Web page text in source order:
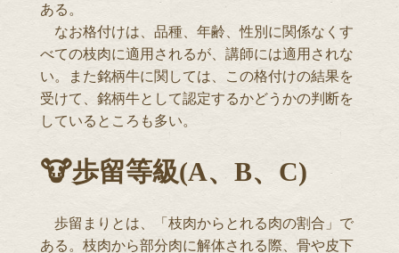
ある。
なお格付けは、品種、年齢、性別に関係なくす
べての枝肉に適用されるが、講師には適用されな
い。また銘柄牛に関しては、この格付けの結果を
受けて、銘柄牛として認定するかどうかの判断を
しているところも多い。
🐮歩留等級(A、B、C)
歩留まりとは、「枝肉からとれる肉の割合」で
ある。枝肉から部分肉に解体される際、骨や皮下